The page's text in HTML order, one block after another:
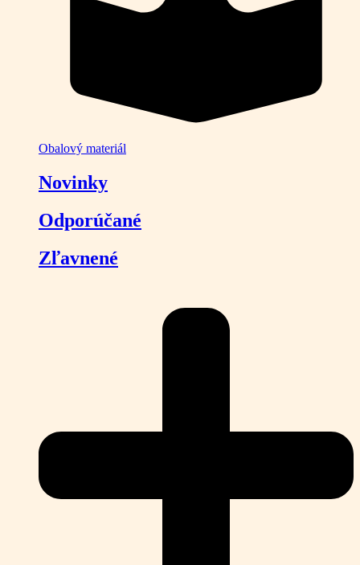
Obalový materiál
Novinky
Odporúčané
Zľavnené